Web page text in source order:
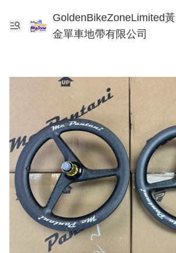
GoldenBikeZoneLimited黃
金單車地帶有限公司